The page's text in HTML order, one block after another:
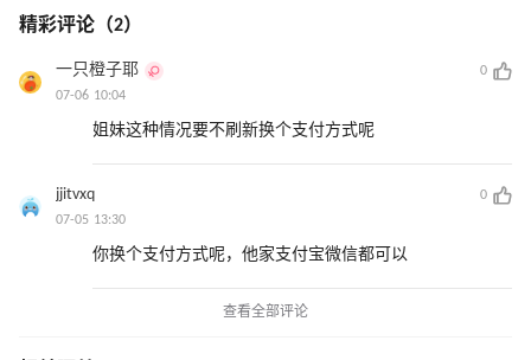
精彩评论（2）
一只橙子耶
0
07-06 10:04
姐妹这种情况要不刷新换个支付方式呢
jjitvxq
0
07-05 13:30
你换个支付方式呢，他家支付宝微信都可以
查看全部评论